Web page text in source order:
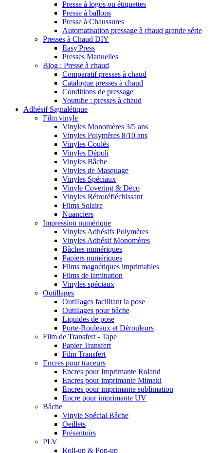
Presse à logos ou étiquettes
Presse à ballons
Presse à Chaussures
Automatisation pressage à chaud grande série
Presses à Chaud DIY
Easy'Press
Presses Manuelles
Blog : Presse à chaud
Comparatif presses à chaud
Catalogue presses à chaud
Conditions de pressage
Youtube : presses à chaud
Adhésif Signalétique
Film vinyle
Vinyles Monomères 3/5 ans
Vinyles Polymères 8/10 ans
Vinyles Coulés
Vinyles Dépoli
Vinyles Bâche
Vinyles de Masquage
Vinyles Spéciaux
Vinyle Covering & Déco
Vinyles Rétroréfléchissant
Films Solaire
Nuanciers
Impression numérique
Vinyles Adhésifs Polymères
Vinyles Adhésif Monomères
Bâches numériques
Papiers numériques
Films magnétiques imprimables
Films de lamination
Vinyles spéciaux
Outillages
Outillages facilitant la pose
Outillages pour bâche
Liquides de pose
Porte-Rouleaux et Dérouleurs
Film de Transfert - Tape
Papier Transfert
Film Transfert
Encres pour traceurs
Encres pour Imprimante Roland
Encres pour imprimante Mimaki
Encres pour imprimante sublimation
Encre pour imprimante UV
Bâche
Vinyle Spécial Bâche
Oeillets
Présentoirs
PLV
Roll-up & Pop-up